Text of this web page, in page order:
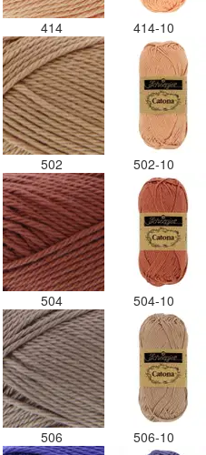
414 414-10
502 502-10
504 504-10
506 506-10